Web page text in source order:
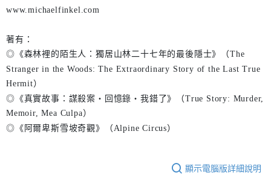
www.michaelfinkel.com
著有：
◎《森林裡的陌生人：獨居山林二十七年的最後隱士》（The
Stranger in the Woods: The Extraordinary Story of the Last True
Hermit）
◎《真實故事：謀殺案‧回憶錄‧我錯了》（True Story: Murder,
Memoir, Mea Culpa）
◎《阿爾卑斯雪坡奇觀》（Alpine Circus）
顯示電腦版詳細說明